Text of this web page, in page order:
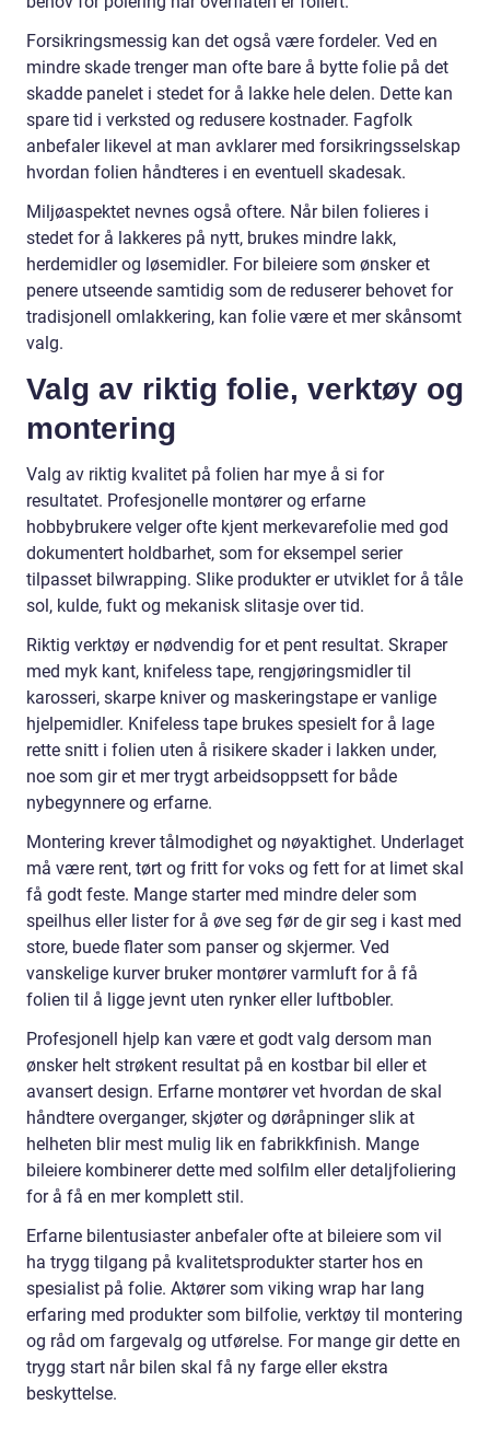
Forsikringsmessig kan det også være fordeler. Ved en
mindre skade trenger man ofte bare å bytte folie på det
skadde panelet i stedet for å lakke hele delen. Dette kan
spare tid i verksted og redusere kostnader. Fagfolk
anbefaler likevel at man avklarer med forsikringsselskap
hvordan folien håndteres i en eventuell skadesak.
Miljøaspektet nevnes også oftere. Når bilen folieres i
stedet for å lakkeres på nytt, brukes mindre lakk,
herdemidler og løsemidler. For bileiere som ønsker et
penere utseende samtidig som de reduserer behovet for
tradisjonell omlakkering, kan folie være et mer skånsomt
valg.
Valg av riktig folie, verktøy og
montering
Valg av riktig kvalitet på folien har mye å si for
resultatet. Profesjonelle montører og erfarne
hobbybrukere velger ofte kjent merkevarefolie med god
dokumentert holdbarhet, som for eksempel serier
tilpasset bilwrapping. Slike produkter er utviklet for å tåle
sol, kulde, fukt og mekanisk slitasje over tid.
Riktig verktøy er nødvendig for et pent resultat. Skraper
med myk kant, knifeless tape, rengjøringsmidler til
karosseri, skarpe kniver og maskeringstape er vanlige
hjelpemidler. Knifeless tape brukes spesielt for å lage
rette snitt i folien uten å risikere skader i lakken under,
noe som gir et mer trygt arbeidsoppsett for både
nybegynnere og erfarne.
Montering krever tålmodighet og nøyaktighet. Underlaget
må være rent, tørt og fritt for voks og fett for at limet skal
få godt feste. Mange starter med mindre deler som
speilhus eller lister for å øve seg før de gir seg i kast med
store, buede flater som panser og skjermer. Ved
vanskelige kurver bruker montører varmluft for å få
folien til å ligge jevnt uten rynker eller luftbobler.
Profesjonell hjelp kan være et godt valg dersom man
ønsker helt strøkent resultat på en kostbar bil eller et
avansert design. Erfarne montører vet hvordan de skal
håndtere overganger, skjøter og døråpninger slik at
helheten blir mest mulig lik en fabrikkfinish. Mange
bileiere kombinerer dette med solfilm eller detaljfoliering
for å få en mer komplett stil.
Erfarne bilentusiaster anbefaler ofte at bileiere som vil
ha trygg tilgang på kvalitetsprodukter starter hos en
spesialist på folie. Aktører som viking wrap har lang
erfaring med produkter som bilfolie, verktøy til montering
og råd om fargevalg og utførelse. For mange gir dette en
trygg start når bilen skal få ny farge eller ekstra
beskyttelse.